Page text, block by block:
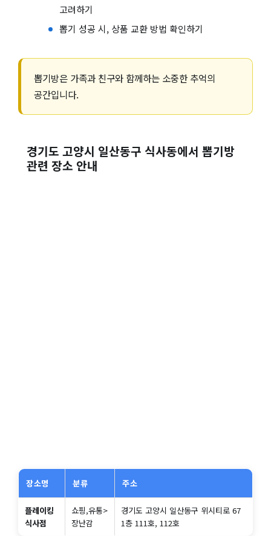
고려하기
뽑기 성공 시, 상품 교환 방법 확인하기
뽑기방은 가족과 친구와 함께하는 소중한 추억의
공간입니다.
경기도 고양시 일산동구 식사동에서 뽑기방
관련 장소 안내
장소명 분류 주소
플레이킹
식사점
쇼핑,유통>
장난감
경기도 고양시 일산동구 위시티로 67
1층 111호, 112호